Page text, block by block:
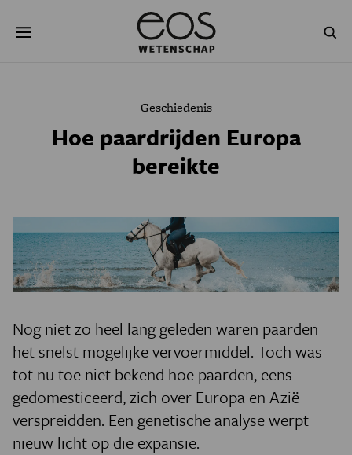
naar
NATUURWETENSCHAPPEN
PODCAST AGENDA
JONGE UITDAGERS
Geschiedenis
Hoe paardrijden Europa
bereikte
Nog niet zo heel lang geleden waren paarden
het snelst mogelijke vervoermiddel. Toch was
tot nu toe niet bekend hoe paarden, eens
gedomesticeerd, zich over Europa en Azië
verspreidden. Een genetische analyse werpt
nieuw licht op die expansie.